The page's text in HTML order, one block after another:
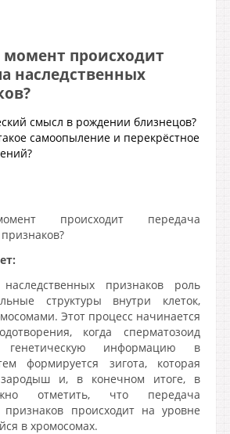
момент происходит
наследственных
смысл в рождении близнецов?
самоопыление и перекрёстное
происходит передача
признаков роль
структуры внутри клеток,
Этот процесс начинается
когда сперматозоид
информацию в
формируется зигота, которая
зародыш и, в конечном итоге, в
отметить, что передача
признаков происходит на уровне
в хромосомах.